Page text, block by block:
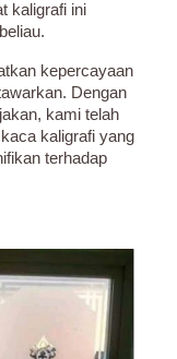
kaligrafi ini
kepercayaan
Dengan
kami telah
kaligrafi yang
terhadap